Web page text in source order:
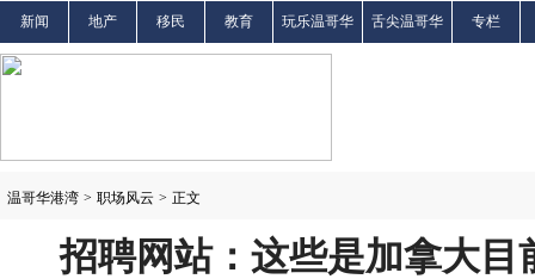
新闻 地产 移民 教育 玩乐温哥华 舌尖温哥华 专栏
温哥华港湾 > 职场风云 > 正文
招聘网站：这些是加拿大目